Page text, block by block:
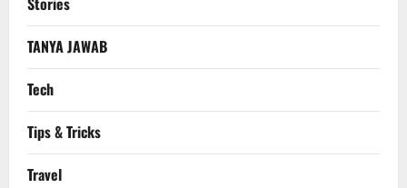
TANYA JAWAB
Tech
Tips & Tricks
Travel